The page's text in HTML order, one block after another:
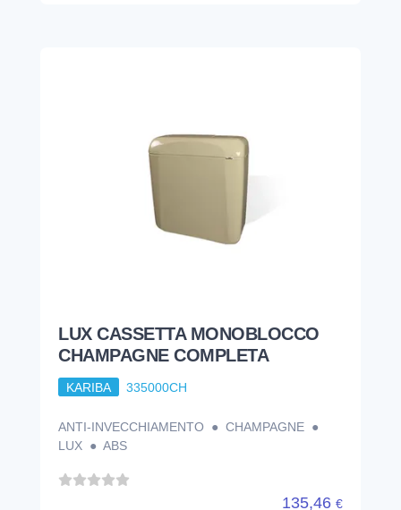
LUX CASSETTA MONOBLOCCO
CHAMPAGNE COMPLETA
KARIBA 335000CH
ANTI-INVECCHIAMENTO ● CHAMPAGNE ●
LUX ● ABS
135,46 €